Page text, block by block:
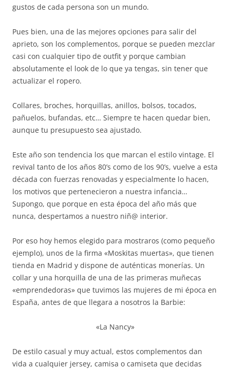
gustos de cada persona son un mundo.
Pues bien, una de las mejores opciones para salir del
aprieto, son los complementos, porque se pueden mezclar
casi con cualquier tipo de outfit y porque cambian
absolutamente el look de lo que ya tengas, sin tener que
actualizar el ropero.
Collares, broches, horquillas, anillos, bolsos, tocados,
pañuelos, bufandas, etc… Siempre te hacen quedar bien,
aunque tu presupuesto sea ajustado.
Este año son tendencia los que marcan el estilo vintage. El
revival tanto de los años 80’s como de los 90’s, vuelve a esta
década con fuerzas renovadas y especialmente lo hacen,
los motivos que pertenecieron a nuestra infancia…
Supongo, que porque en esta época del año más que
nunca, despertamos a nuestro niñ@ interior.
Por eso hoy hemos elegido para mostraros (como pequeño
ejemplo), unos de la firma «Moskitas muertas», que tienen
tienda en Madrid y dispone de auténticas monerías. Un
collar y una horquilla de una de las primeras muñecas
«emprendedoras» que tuvimos las mujeres de mi época en
España, antes de que llegara a nosotros la Barbie:
«La Nancy»
De estilo casual y muy actual, estos complementos dan
vida a cualquier jersey, camisa o camiseta que decidas